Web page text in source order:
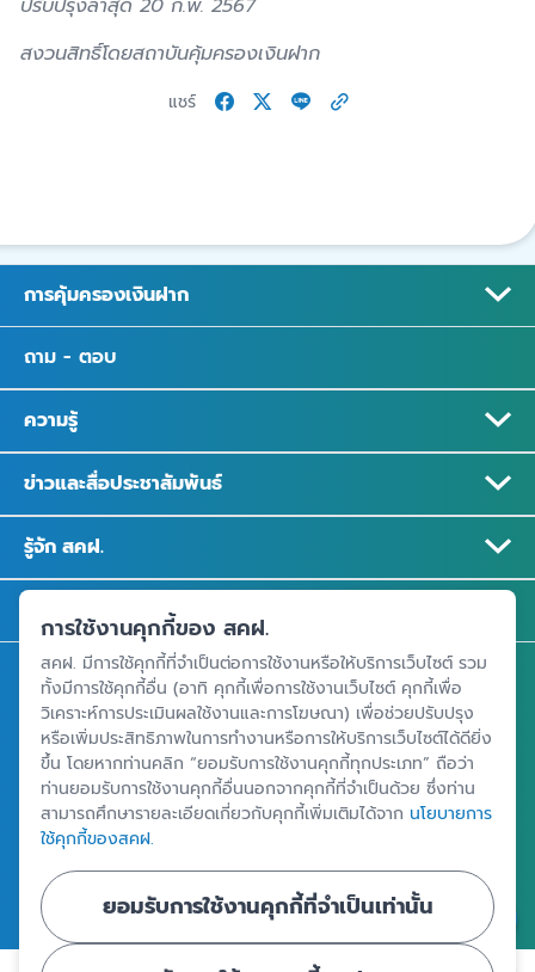
ปรับปรุงล่าสุด 20 ก.พ. 2567
สงวนสิทธิ์โดยสถาบันคุ้มครองเงินฝาก
แชร์
การคุ้มครองเงินฝาก
ถาม - ตอบ
ความรู้
ข่าวและสื่อประชาสัมพันธ์
รู้จัก สคฝ.
สถาบันคุ้มครองเงินฝาก
อาคารเอสเจ อินฟินิท วัน บิสซิเนสคอมเพล็กซ์ ชั้น 25 - 27 เลขที่ 349
ถนนวิภาวดีรังสิต แขวงจอมพล เขตจตุจักร กรุงเทพฯ 10900
ศูนย์ข้อมูลคุ้มครองเงินฝาก
การใช้งานคุกกี้ของ สคฝ.
สคฝ. มีการใช้คุกกี้ที่จำเป็นต่อการใช้งานหรือให้บริการเว็บไซต์ รวม
ทั้งมีการใช้คุกกี้อื่น (อาทิ คุกกี้เพื่อการใช้งานเว็บไซต์ คุกกี้เพื่อ
วิเคราะห์การประเมินผลใช้งานและการโฆษณา) เพื่อช่วยปรับปรุง
หรือเพิ่มประสิทธิภาพในการทำงานหรือการให้บริการเว็บไซต์ได้ดียิ่ง
ขึ้น โดยหากท่านคลิก “ยอมรับการใช้งานคุกกี้ทุกประเภท” ถือว่า
ท่านยอมรับการใช้งานคุกกี้อื่นนอกจากคุกกี้ที่จำเป็นด้วย ซึ่งท่าน
สามารถศึกษารายละเอียดเกี่ยวกับคุกกี้เพิ่มเติมได้จาก นโยบายการ
ใช้คุกกี้ของสคฝ.
ยอมรับการใช้งานคุกกี้ที่จำเป็นเท่านั้น